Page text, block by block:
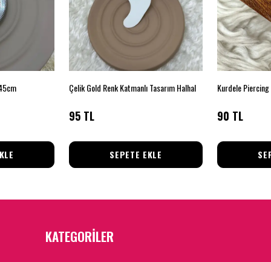
Çelik Gold Renk Katmanlı Tasarım Halhal
95 TL
SEPETE EKLE
Kurdele Piercing
90 TL
KATEGORİLER